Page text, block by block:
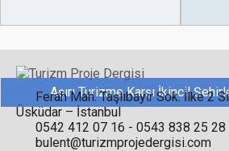
Aşırı Turizme Karşı İkincil
Ferah Mah. Taşlıbayır Sok. İlke 2
Üsküdar – İstanbul
0542 412 07 16 - 0543 838 25 28
bulent@turizmprojedergisi.com